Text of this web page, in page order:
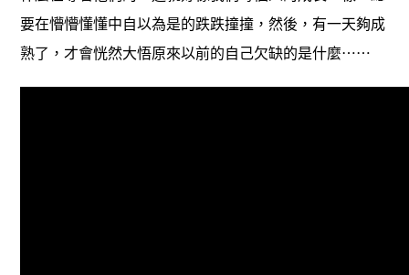
要在懵懵懂懂中自以為是的跌跌撞撞，然後，有一天夠成
熟了，才會恍然大悟原來以前的自己欠缺的是什麼⋯⋯